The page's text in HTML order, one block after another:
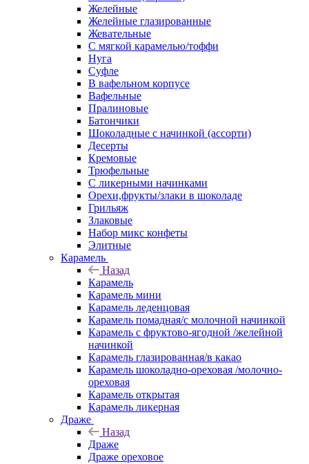
Желейные
Желейные глазированные
Жевательные
С мягкой карамелью/тоффи
Нуга
Суфле
В вафельном корпусе
Вафельные
Пралиновые
Батончики
Шоколадные с начинкой (ассорти)
Десерты
Кремовые
Трюфельные
С ликерными начинками
Орехи,фрукты/злаки в шоколаде
Грильяж
Злаковые
Набор микс конфеты
Элитные
Карамель
Назад
Карамель
Карамель мини
Карамель леденцовая
Карамель помадная/с молочной начинкой
Карамель с фруктово-ягодной /желейной
начинкой
Карамель глазированная/в какао
Карамель шоколадно-ореховая /молочно-
ореховая
Карамель открытая
Карамель ликерная
Драже
Назад
Драже
Драже ореховое